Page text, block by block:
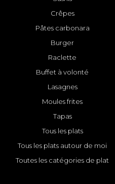
Crêpes
Pâtes carbonara
Burger
Raclette
Buffet à volonté
Lasagnes
Moules frites
Tapas
Tous les plats
Tous les plats autour de moi
Toutes les catégories de plat